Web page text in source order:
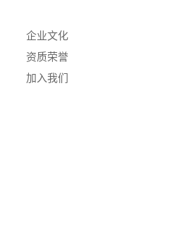
企业文化
资质荣誉
加入我们